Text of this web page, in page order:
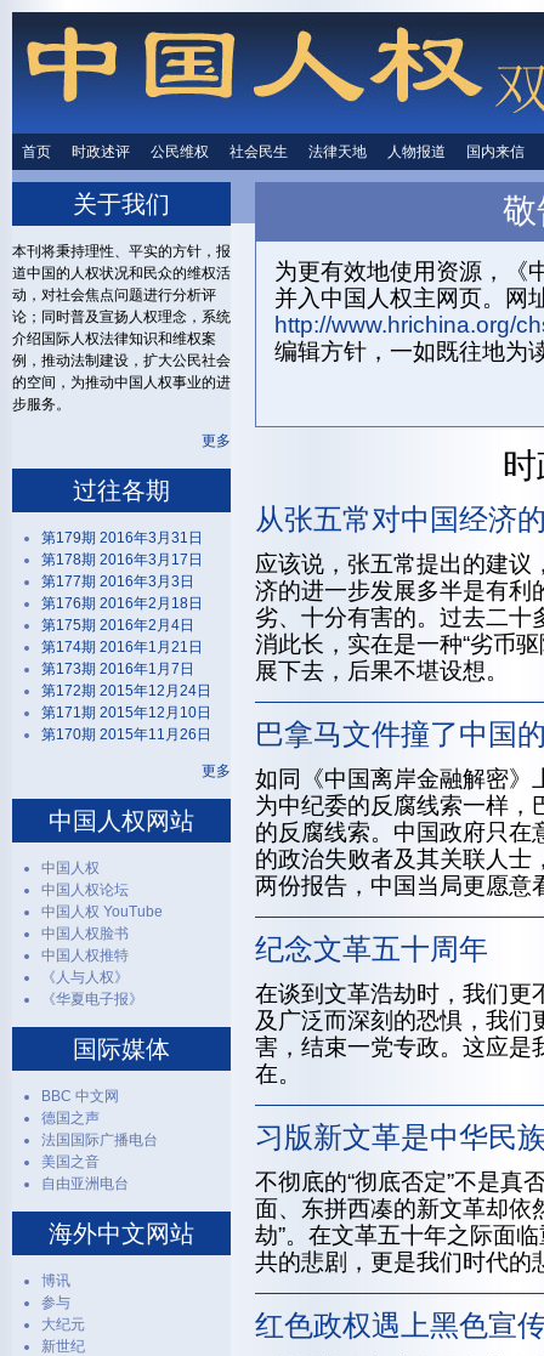
首页 时政述评 公民维权 社会民生 法律天地 人物报道 国内来信
敬
为更有效地使用资源，《
并入中国人权主网页。网
http://www.hrichina.org/
编辑方针，一如既往地为
从张五常对中国经济
应该说，张五常提出的建议
济的进一步发展多半是有利
劣、十分有害的。过去二十
消此长，实在是一种“劣币
展下去，后果不堪设想。
巴拿马文件撞了中国
如同《中国离岸金融解密》
为中纪委的反腐线索一样，
的反腐线索。中国政府只在
的政治失败者及其关联人士
两份报告，中国当局更愿意
纪念文革五十周年
在谈到文革浩劫时，我们更
及广泛而深刻的恐惧，我们
害，结束一党专政。这应是
在。
习版新文革是中华民
不彻底的“彻底否定”不是真
面、东拼西凑的新文革却依
劫”。在文革五十年之际面
共的悲剧，更是我们时代的
红色政权遇上黑色宣
关于我们
本刊将秉持理性、平实的方针，报
道中国的人权状况和民众的维权活
动，对社会焦点问题进行分析评
论；同时普及宣扬人权理念，系统
介绍国际人权法律知识和维权案
例，推动法制建设，扩大公民社会
的空间，为推动中国人权事业的进
步服务。
更多
过往各期
第179期 2016年3月31日
第178期 2016年3月17日
第177期 2016年3月3日
第176期 2016年2月18日
第175期 2016年2月4日
第174期 2016年1月21日
第173期 2016年1月7日
第172期 2015年12月24日
第171期 2015年12月10日
第170期 2015年11月26日
更多
中国人权网站
中国人权
中国人权论坛
中国人权 YouTube
中国人权脸书
中国人权推特
《人与人权》
《华夏电子报》
国际媒体
BBC 中文网
德国之声
法国国际广播电台
美国之音
自由亚洲电台
海外中文网站
博讯
参与
大纪元
新世纪
时政述评 公民维权 社会民生 法律天地 人物报道 国内来
首页 关